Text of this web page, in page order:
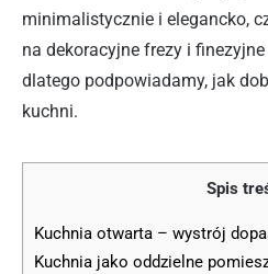
minimalistycznie i elegancko,
na dekoracyjne frezy i
dlatego podpowiadamy, jak
kuchni.
Spis
Kuchnia otwarta – wystrój
Kuchnia jako oddzielne